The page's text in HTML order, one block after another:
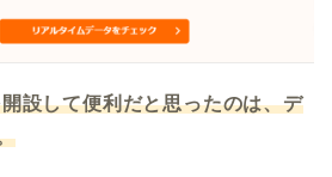
設して便利だと思ったのは、デ